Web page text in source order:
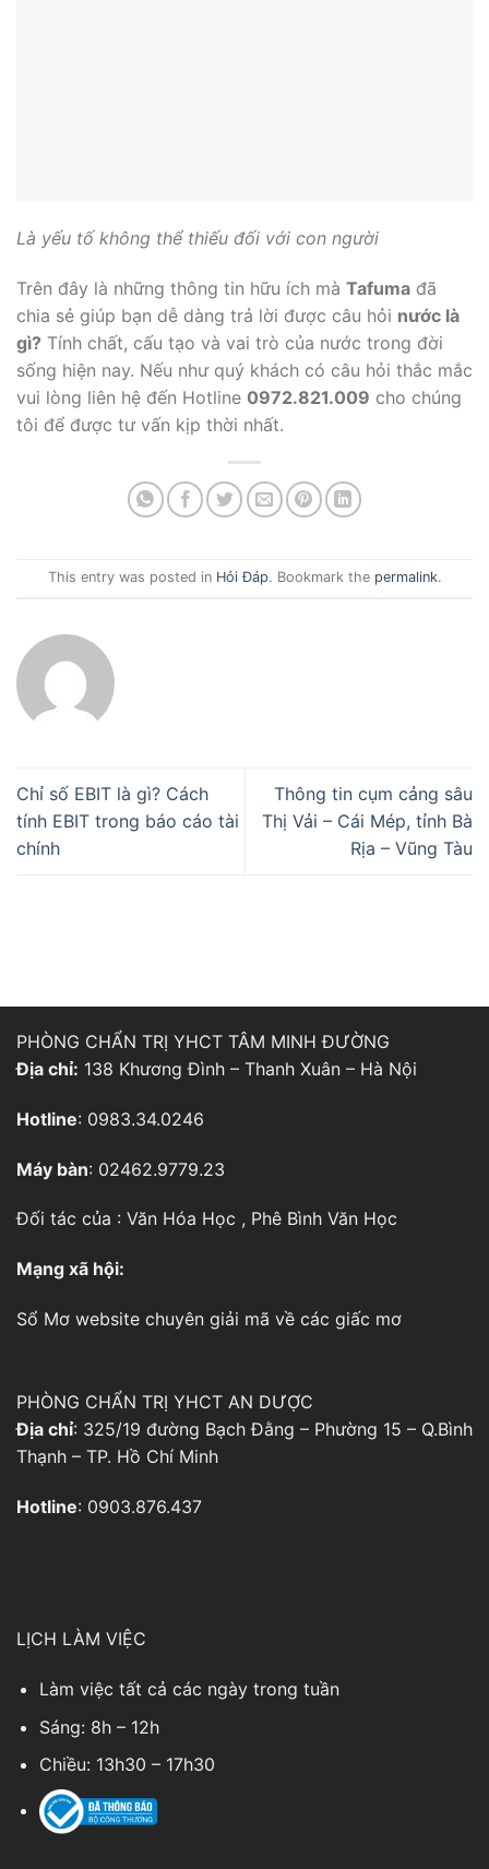
Là yếu tố không thể thiếu đối với con người
Trên đây là những thông tin hữu ích mà Tafuma đã
chia sẻ giúp bạn dễ dàng trả lời được câu hỏi nước là
gì? Tính chất, cấu tạo và vai trò của nước trong đời
sống hiện nay. Nếu như quý khách có câu hỏi thắc mắc
vui lòng liên hệ đến Hotline 0972.821.009 cho chúng
tôi để được tư vấn kịp thời nhất.
This entry was posted in Hỏi Đáp. Bookmark the permalink.
Chỉ số EBIT là gì? Cách
tính EBIT trong báo cáo tài
chính
Thông tin cụm cảng sâu
Thị Vải – Cái Mép, tỉnh Bà
Rịa – Vũng Tàu
PHÒNG CHẨN TRỊ YHCT TÂM MINH ĐƯỜNG
Địa chỉ: 138 Khương Đình – Thanh Xuân – Hà Nội
Hotline: 0983.34.0246
Máy bàn: 02462.9779.23
Đối tác của : Văn Hóa Học , Phê Bình Văn Học
Mạng xã hội:
Sổ Mơ website chuyên giải mã về các giấc mơ
PHÒNG CHẨN TRỊ YHCT AN DƯỢC
Địa chỉ: 325/19 đường Bạch Đằng – Phường 15 – Q.Bình
Thạnh – TP. Hồ Chí Minh
Hotline: 0903.876.437
LỊCH LÀM VIỆC
Làm việc tất cả các ngày trong tuần
Sáng: 8h – 12h
Chiều: 13h30 – 17h30